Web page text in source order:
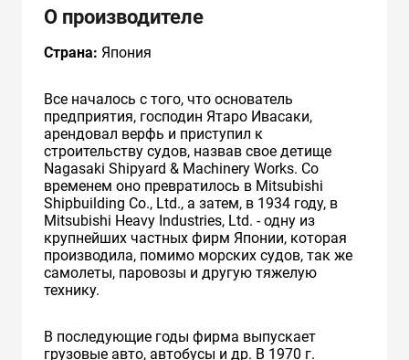
О производителе
Страна: Япония
Все началось с того, что основатель
предприятия, господин Ятаро Ивасаки,
арендовал верфь и приступил к
строительству судов, назвав свое детище
Nagasaki Shipyard & Machinery Works. Со
временем оно превратилось в Mitsubishi
Shipbuilding Co., Ltd., а затем, в 1934 году, в
Mitsubishi Heavy Industries, Ltd. - одну из
крупнейших частных фирм Японии, которая
производила, помимо морских судов, так же
самолеты, паровозы и другую тяжелую
технику.
В последующие годы фирма выпускает
грузовые авто, автобусы и др. В 1970 г.